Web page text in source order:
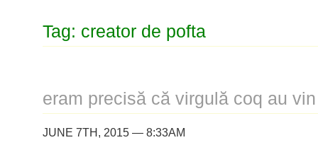
Tag: creator de pofta
eram precisă că virgulă coq au
JUNE 7TH, 2015 — 8:33AM